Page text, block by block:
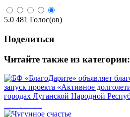
5.0 481 Голос(ов)
Поделиться
Читайте также из категории: